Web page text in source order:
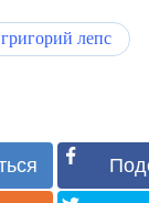
григорий лепс